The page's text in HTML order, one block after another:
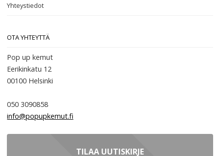
Yhteystiedot
OTA YHTEYTTÄ
Pop up kemut
Eerikinkatu 12
00100 Helsinki
050 3090858
info@popupkemut.fi
TILAA UUTISKIRJE